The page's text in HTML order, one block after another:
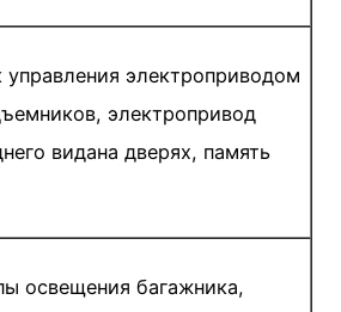
управления электроприводом
электропривод
видана дверях, память
освещения багажника,